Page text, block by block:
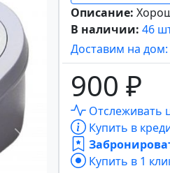
Описание:
В наличии: 46
Доставим на дом:
900 ₽
Отслеживать
Купить в
Купить в 1